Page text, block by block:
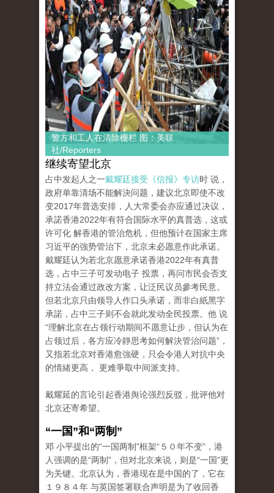
警方和工人在清除栅栏 图：美联
社/Reporters
继续寄望北京
占中发起人之一戴耀廷接受《信报》专访时 说，
政府单靠清场不能解決问题，建议北京即使不改
变2017年普选安排，人大常委会亦应通过决议，
承諾香港2022年有符合国际水平的真普选，这或
许可化 解香港的管治危机，但他预计在国家主席
习近平的強势管治下，北京未必愿意作此承诺。
戴耀廷认为若北京愿意承诺香港2022年有真普
选，占中三子可发动电子 投票，再问市民会否支
持立法会通过政改方案，让泛民议员參考民意。
但若北京只由领导人作口头承诺，而非白紙黑字
承諾，占中三子则不会就此发动全民投票。他 说
“理解北京在占领行动期间不愿意让步，但认为在
占领过后，各方应冷靜思考如何解決管治问题”，
又指若北京对香港愈強硬，只会令港人对抗中央
的情緒更高， 更难爭取中间派支持。
戴耀延的言论引起香港舆论强烈反驳，批评他对
北京还寄希望。
“一国”和“两制”
邓 小平提出的“一国两制”框架“５０年不变”，港
人强调的是“两制”，但对北京来说，则是“一国”更
为关键。北京认为，香港现在是中国的了，它在
１９８４年 与英国签署联合声明是为了收回香